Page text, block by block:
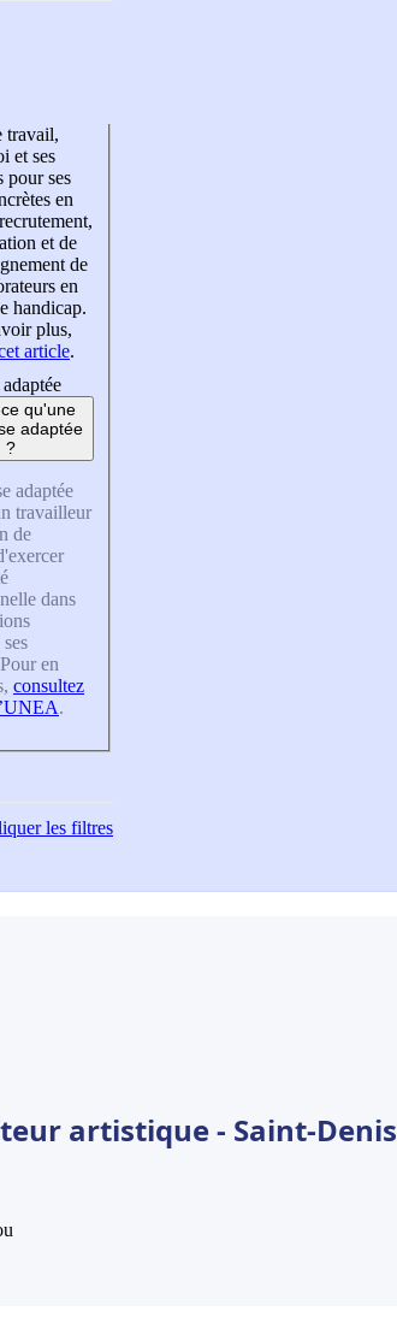
travail,
et ses
pour ses
en
et de
de
en
handicap.
plus,
article.
qu'une
adaptée
?
adaptée
travailleur
de
dans
en
consultez
.
les filtres
artistique - Saint-Denis